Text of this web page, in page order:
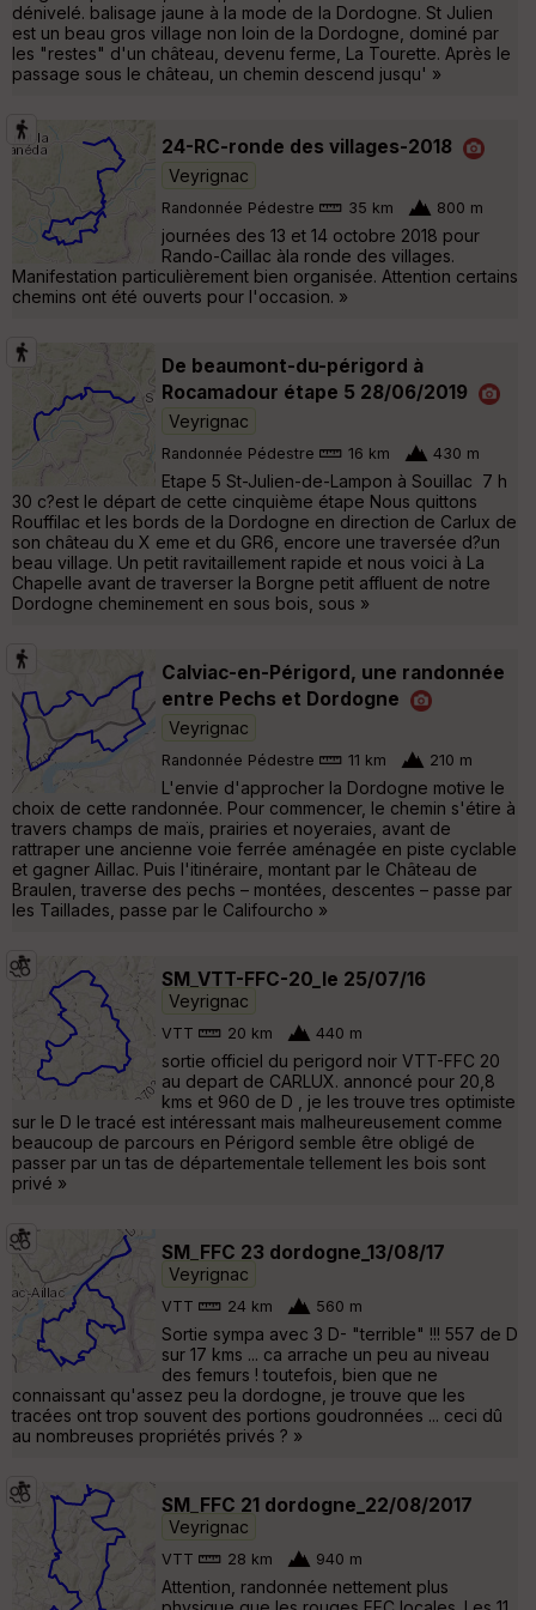
dénivelé. balisage jaune à la mode de la Dordogne. St Julien
est un beau gros village non loin de la Dordogne, dominé par
les "restes" d'un château, devenu ferme, La Tourette. Après le
passage sous le château, un chemin descend jusqu' »
24-RC-ronde des villages-2018
Veyrignac
Randonnée Pédestre 35 km 800 m
journées des 13 et 14 octobre 2018 pour
Rando-Caillac àla ronde des villages.
Manifestation particulièrement bien organisée. Attention certains
chemins ont été ouverts pour l'occasion. »
De beaumont-du-périgord à
Rocamadour étape 5 28/06/2019
Veyrignac
Randonnée Pédestre 16 km 430 m
Etape 5 St-Julien-de-Lampon à Souillac 7 h
30 c?est le départ de cette cinquième étape Nous quittons
Rouffilac et les bords de la Dordogne en direction de Carlux de
son château du X eme et du GR6, encore une traversée d?un
beau village. Un petit ravitaillement rapide et nous voici à La
Chapelle avant de traverser la Borgne petit affluent de notre
Dordogne cheminement en sous bois, sous »
Calviac-en-Périgord, une randonnée
entre Pechs et Dordogne
Veyrignac
Randonnée Pédestre 11 km 210 m
L'envie d'approcher la Dordogne motive le
choix de cette randonnée. Pour commencer, le chemin s'étire à
travers champs de maïs, prairies et noyeraies, avant de
rattraper une ancienne voie ferrée aménagée en piste cyclable
et gagner Aillac. Puis l'itinéraire, montant par le Château de
Braulen, traverse des pechs – montées, descentes – passe par
les Taillades, passe par le Califourcho »
SM_VTT-FFC-20_le 25/07/16
Veyrignac
VTT 20 km 440 m
sortie officiel du perigord noir VTT-FFC 20
au depart de CARLUX. annoncé pour 20,8
kms et 960 de D , je les trouve tres optimiste
sur le D le tracé est intéressant mais malheureusement comme
beaucoup de parcours en Périgord semble être obligé de
passer par un tas de départementale tellement les bois sont
privé »
SM_FFC 23 dordogne_13/08/17
Veyrignac
VTT 24 km 560 m
Sortie sympa avec 3 D- "terrible" !!! 557 de D
sur 17 kms ... ca arrache un peu au niveau
des femurs ! toutefois, bien que ne
connaissant qu'assez peu la dordogne, je trouve que les
tracées ont trop souvent des portions goudronnées ... ceci dû
au nombreuses propriétés privés ? »
SM_FFC 21 dordogne_22/08/2017
Veyrignac
VTT 28 km 940 m
Attention, randonnée nettement plus